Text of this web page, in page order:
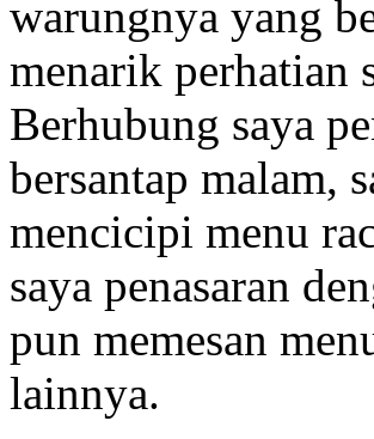
warungnya yang
menarik perhatian
Berhubung saya
bersantap malam,
mencicipi menu
saya penasaran
pun memesan
lainnya.